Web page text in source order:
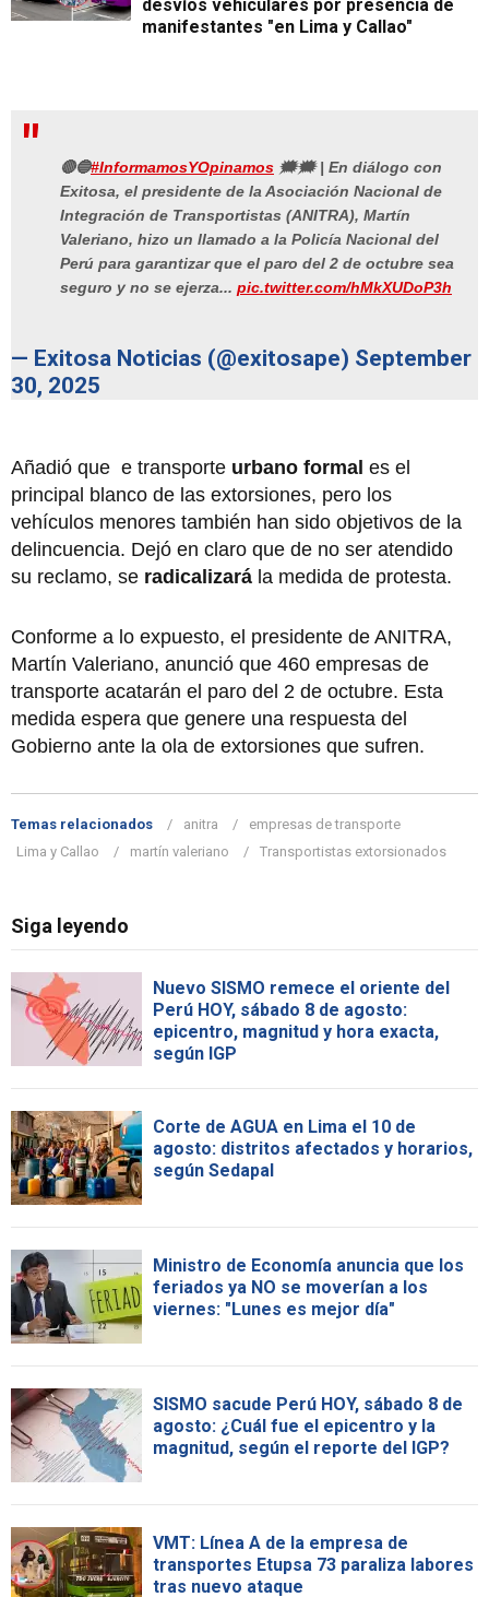
desvíos vehiculares por presencia de
manifestantes "en Lima y Callao"
🔴🔵#InformamosYOpinamos 🗯🗯 | En diálogo con
Exitosa, el presidente de la Asociación Nacional de
Integración de Transportistas (ANITRA), Martín
Valeriano, hizo un llamado a la Policía Nacional del
Perú para garantizar que el paro del 2 de octubre sea
seguro y no se ejerza... pic.twitter.com/hMkXUDoP3h
— Exitosa Noticias (@exitosape) September
30, 2025
Añadió que e transporte urbano formal es el
principal blanco de las extorsiones, pero los
vehículos menores también han sido objetivos de la
delincuencia. Dejó en claro que de no ser atendido
su reclamo, se radicalizará la medida de protesta.
Conforme a lo expuesto, el presidente de ANITRA,
Martín Valeriano, anunció que 460 empresas de
transporte acatarán el paro del 2 de octubre. Esta
medida espera que genere una respuesta del
Gobierno ante la ola de extorsiones que sufren.
Temas relacionados anitra
empresas de transporte
Lima y Callao
martín valeriano Transportistas extorsionados
Siga leyendo
Nuevo SISMO remece el oriente del
Perú HOY, sábado 8 de agosto:
epicentro, magnitud y hora exacta,
según IGP
Corte de AGUA en Lima el 10 de
agosto: distritos afectados y horarios,
según Sedapal
Ministro de Economía anuncia que los
feriados ya NO se moverían a los
viernes: "Lunes es mejor día"
SISMO sacude Perú HOY, sábado 8 de
agosto: ¿Cuál fue el epicentro y la
magnitud, según el reporte del IGP?
VMT: Línea A de la empresa de
transportes Etupsa 73 paraliza labores
tras nuevo ataque